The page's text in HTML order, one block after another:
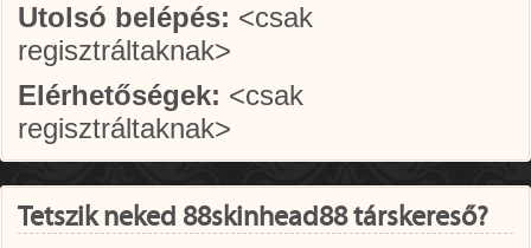
Utolsó belépés: <csak
regisztráltaknak>
Elérhetőségek: <csak
regisztráltaknak>
Tetszik neked 88skinhead88 társkereső?